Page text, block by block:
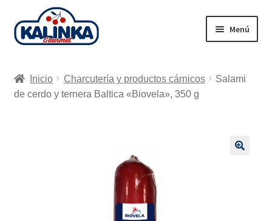
Ir
a
Ir
al
Menú
Tienda en línea
Inicio Charcutería y productos cárnicos
Salami
de cerdo y ternera Baltica «Biovela», 350 g